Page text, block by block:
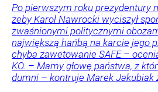
Po pierwszym roku prezydentury
żeby Karol Nawrocki wyciszył
zwaśnionymi politycznymi
największą hańbą na karcie jego
chyba zawetowanie SAFE –
KO. – Mamy głowę państwa, z
dumni – kontruje Marek Jakubiak